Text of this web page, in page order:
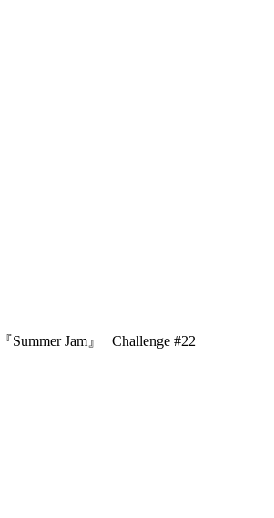
Summer Jam』 | Challenge #22